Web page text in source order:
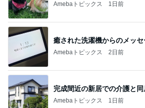
Amebaトピックス 1日前
癒された洗濯機からのメッセ
Amebaトピックス 2日前
完成間近の新居での介護と同
Amebaトピックス 1日前